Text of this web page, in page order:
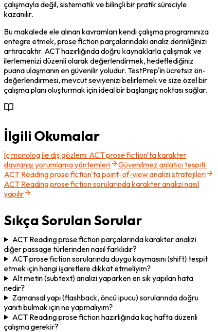
çalışmayla değil, sistematik ve bilinçli bir pratik süreciyle
kazanılır.
Bu makalede ele alınan kavramları kendi çalışma programınıza
entegre etmek, prose fiction parçalarındaki analiz derinliğinizi
artıracaktır. ACT hazırlığında doğru kaynaklarla çalışmak ve
ilerlemenizi düzenli olarak değerlendirmek, hedeflediğiniz
puana ulaşmanın en güvenilir yoludur. TestPrep'in ücretsiz ön-
değerlendirmesi, mevcut seviyenizi belirlemek ve size özel bir
çalışma planı oluşturmak için ideal bir başlangıç noktası sağlar.
İlgili Okumalar
İç monolog ile dış gözlem: ACT prose fiction'ta karakter
davranışı yorumlama yöntemleri
Güvenilmez anlatıcı tespiti:
ACT Reading prose fiction'ta point-of-view analizi stratejileri
ACT Reading prose fiction sorularında karakter analizi nasıl
yapılır
Sıkça Sorulan Sorular
ACT Reading prose fiction parçalarında karakter analizi
diğer passage türlerinden nasıl farklıdır?
ACT prose fiction sorularında duygu kaymasını (shift) tespit
etmek için hangi işaretlere dikkat etmeliyim?
Alt metin (subtext) analizi yaparken en sık yapılan hata
nedir?
Zamansal yapı (flashback, öncü ipucu) sorularında doğru
yanıtı bulmak için ne yapmalıyım?
ACT Reading prose fiction hazırlığında kaç hafta düzenli
çalışma gerekir?